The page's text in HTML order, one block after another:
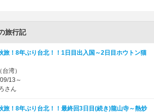
旅行記
旅！8年ぶり台北！！1日目出入国～2日目ホウトン猫
湾）
13～
さん
旅！8年ぶり台北！！最終回3日目(続き)龍山寺～熱炒